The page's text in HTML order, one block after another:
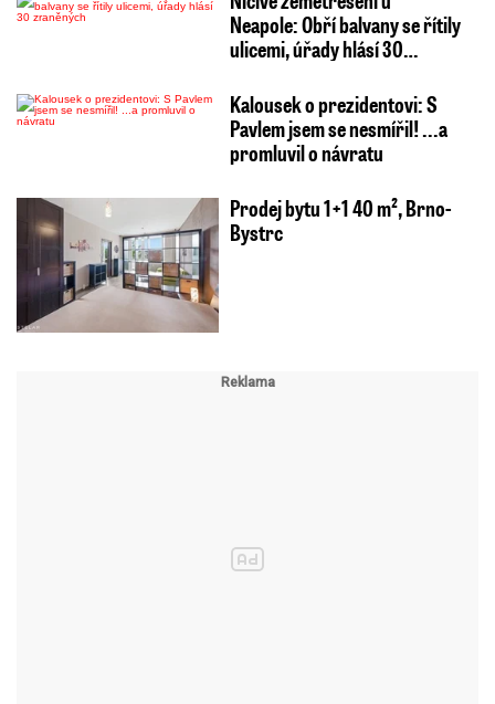
Neapole: Obří balvany se řítily
ulicemi, úřady hlásí 30…
Kalousek o prezidentovi: S
Pavlem jsem se nesmířil! ...a
promluvil o návratu
Prodej bytu 1+1 40 m², Brno-
Bystrc